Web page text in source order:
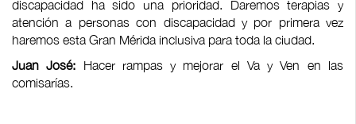
discapacidad ha sido una prioridad. Daremos terapias y
atención a personas con discapacidad y por primera vez
haremos esta Gran Mérida inclusiva para toda la ciudad.
Juan José: Hacer rampas y mejorar el Va y Ven en las
comisarías.